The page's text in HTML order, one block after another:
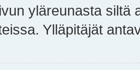
yläreunasta siltä
Ylläpitäjät